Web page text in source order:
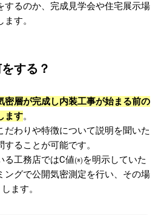
するのか、完成見学会や住宅展示場
す。
する？
密層が完成し内装工事が始まる前の
ます。
だわりや特徴について説明を聞いた
ることが可能です。
る工務店ではC値(※) を明示していた
ングで公開気密測定を行い、その場
ます。